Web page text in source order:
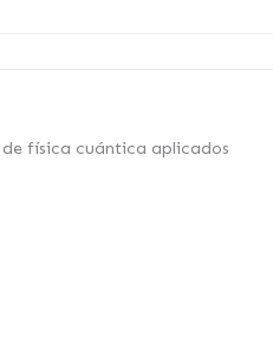
física cuántica aplicados